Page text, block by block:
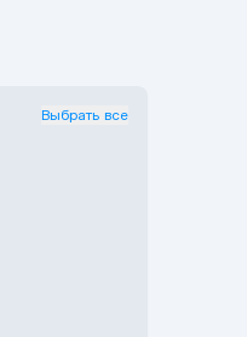
Выбрать все